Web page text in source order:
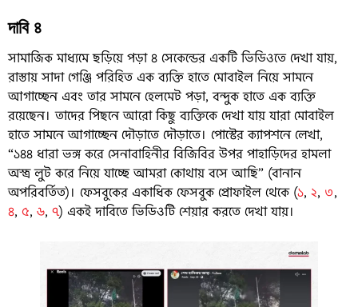
দাবি ৪
সামাজিক মাধ্যমে ছড়িয়ে পড়া ৪ সেকেন্ডের একটি ভিডিওতে দেখা যায়,
রাস্তায় সাদা গেঞ্জি পরিহিত এক ব্যক্তি হাতে মোবাইল নিয়ে সামনে
আগাচ্ছেন এবং তার সামনে হেলমেট পড়া, বন্দুক হাতে এক ব্যক্তি
রয়েছেন। তাদের পিছনে আরো কিছু ব্যক্তিকে দেখা যায় যারা মোবাইল
হাতে সামনে আগাচ্ছেন দৌড়াতে দৌড়াতে। পোস্টের ক্যাপশনে লেখা,
“১৪৪ ধারা ভঙ্গ করে সেনাবাহিনীর বিজিবির উপর পাহাড়িদের হামলা
অস্ত্র লুট করে নিয়ে যাচ্ছে আমরা কোথায় বসে আছি” (বানান
অপরিবর্তিত)। ফেসবুকের একাধিক ফেসবুক প্রোফাইল থেকে (১, ২, ৩,
৪, ৫, ৬, ৭) একই দাবিতে ভিডিওটি শেয়ার করতে দেখা যায়।